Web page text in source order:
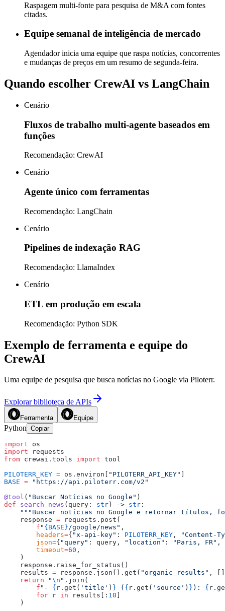
Raspagem multi-fonte para pesquisa de M&A com fontes
citadas.
Equipe semanal de inteligência de mercado
Agendador inicia uma equipe que raspa notícias, concorrentes
e mudanças de preços em um resumo de segunda-feira.
Quando escolher CrewAI vs LangChain
Cenário
Fluxos de trabalho multi-agente baseados em
funções
Recomendação: CrewAI
Cenário
Agente único com ferramentas
Recomendação: LangChain
Cenário
Pipelines de indexação RAG
Recomendação: LlamaIndex
Cenário
ETL em produção em escala
Recomendação: Python SDK
Exemplo de ferramenta e equipe do
CrewAI
Uma equipe de pesquisa que busca notícias no Google via Piloterr.
Explorar biblioteca de APIs
Ferramenta Equipe
Python Copiar
import os
import requests
from crewai.tools import tool
PILOTERR_KEY = os.environ[ "PILOTERR_API_KEY"
BASE = "https://api.piloterr.com/v2"
@tool ( "Buscar Notícias no Google" )
def search_news (query: str ) -> str :
"""Buscar notícias no Google e retornar títulos,
    response
= requests.post(
        f
" {BASE}/google/news" ,
        headers
={ "x-api-key" : PILOTERR_KEY ,
"Content-
        json
={ "query" : query, "location" : "Paris, FR" ,
        timeout
=60 ,
    )
    response.raise_for_status()
    results
= response.json().get( "organic_results" ,
    return
"\n " .join(
        f
"- { r.get( 'title' ) } ( { r.get( 'source' ) } ): {
        for
r in results[: 10
    )